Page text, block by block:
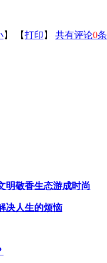
】 【打印 】 共有评论0条
明敬香生态游成时尚
决人生的烦恼